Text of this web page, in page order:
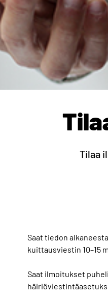
Tilaa
Saat tiedon
kuittausviestin 10–15
Saat ilmoitukset